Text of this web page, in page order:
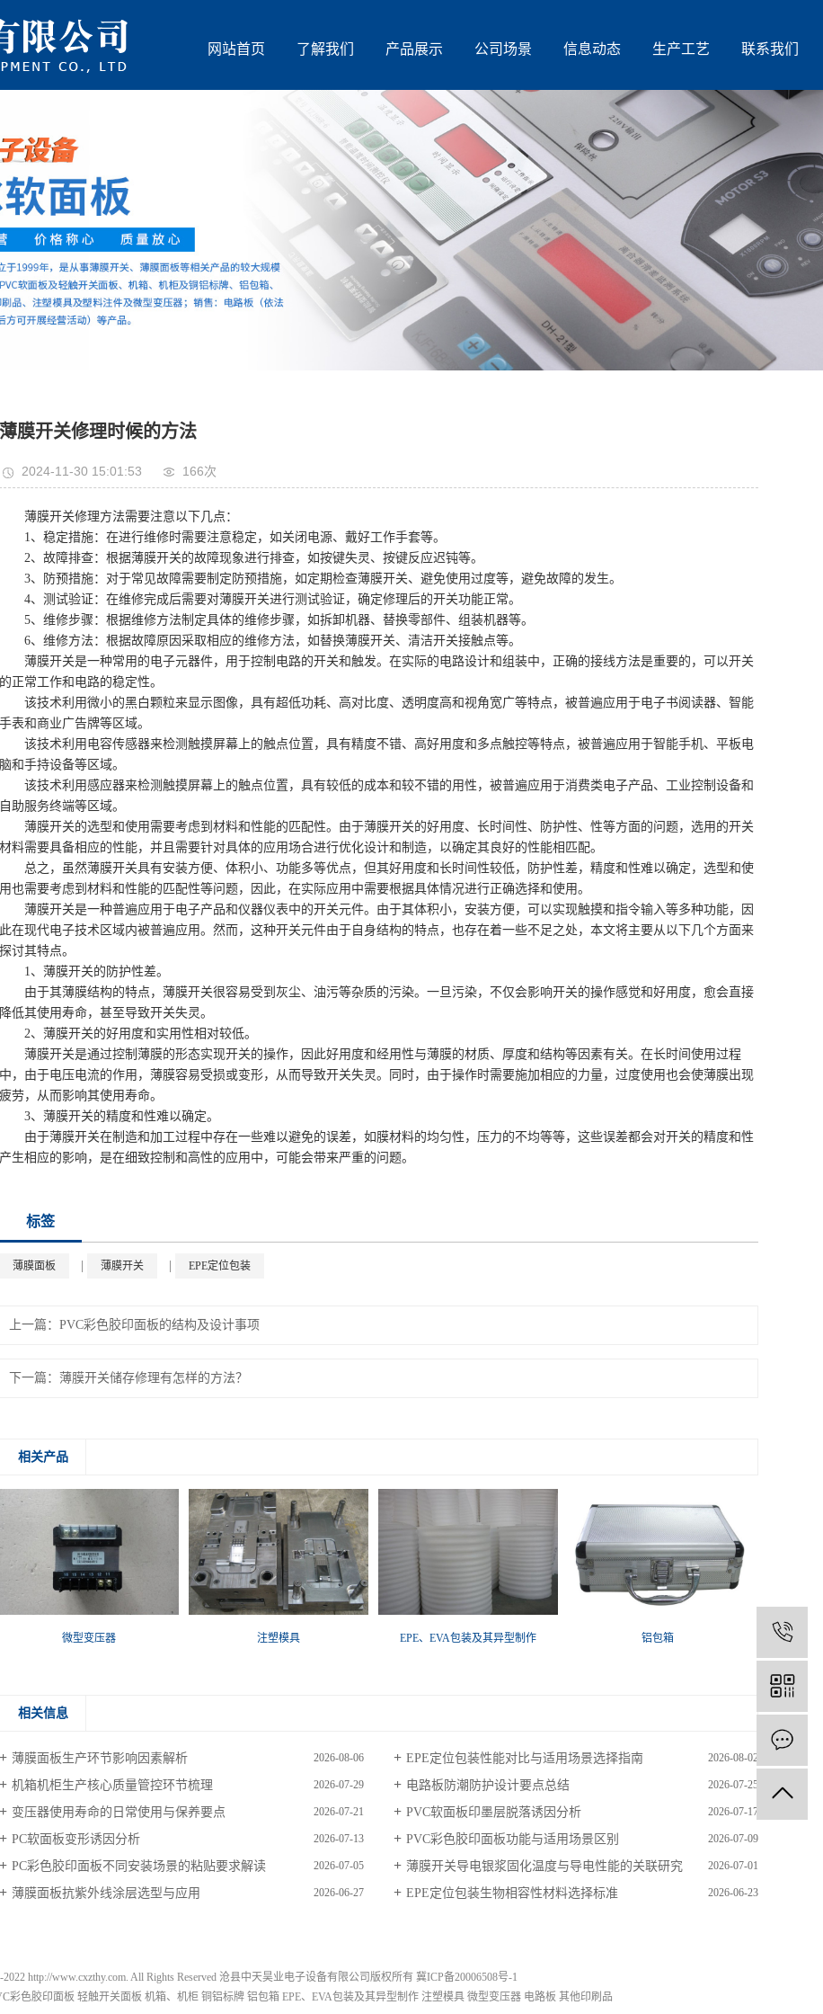
网站首页 了解我们 产品展示 公司场景 信息动态 生产工艺 联系我们
薄膜开关修理时候的方法
2024-11-30 15:01:53 166次
薄膜开关修理方法需要注意以下几点：
1、稳定措施：在进行维修时需要注意稳定，如关闭电源、戴好工作手套等。
2、故障排查：根据薄膜开关的故障现象进行排查，如按键失灵、按键反应迟钝等。
3、防预措施：对于常见故障需要制定防预措施，如定期检查薄膜开关、避免使用过度等，避免故障的发生。
4、测试验证：在维修完成后需要对薄膜开关进行测试验证，确定修理后的开关功能正常。
5、维修步骤：根据维修方法制定具体的维修步骤，如拆卸机器、替换零部件、组装机器等。
6、维修方法：根据故障原因采取相应的维修方法，如替换薄膜开关、清洁开关接触点等。
薄膜开关是一种常用的电子元器件，用于控制电路的开关和触发。在实际的电路设计和组装中，正确的接线方法是重要的，可以开关
的正常工作和电路的稳定性。
该技术利用微小的黑白颗粒来显示图像，具有超低功耗、高对比度、透明度高和视角宽广等特点，被普遍应用于电子书阅读器、智能
手表和商业广告牌等区域。
该技术利用电容传感器来检测触摸屏幕上的触点位置，具有精度不错、高好用度和多点触控等特点，被普遍应用于智能手机、平板电
脑和手持设备等区域。
该技术利用感应器来检测触摸屏幕上的触点位置，具有较低的成本和较不错的用性，被普遍应用于消费类电子产品、工业控制设备和
自助服务终端等区域。
薄膜开关的选型和使用需要考虑到材料和性能的匹配性。由于薄膜开关的好用度、长时间性、防护性、性等方面的问题，选用的开关
材料需要具备相应的性能，并且需要针对具体的应用场合进行优化设计和制造，以确定其良好的性能相匹配。
总之，虽然薄膜开关具有安装方便、体积小、功能多等优点，但其好用度和长时间性较低，防护性差，精度和性难以确定，选型和使
用也需要考虑到材料和性能的匹配性等问题，因此，在实际应用中需要根据具体情况进行正确选择和使用。
薄膜开关是一种普遍应用于电子产品和仪器仪表中的开关元件。由于其体积小，安装方便，可以实现触摸和指令输入等多种功能，因
此在现代电子技术区域内被普遍应用。然而，这种开关元件由于自身结构的特点，也存在着一些不足之处，本文将主要从以下几个方面来
探讨其特点。
1、薄膜开关的防护性差。
由于其薄膜结构的特点，薄膜开关很容易受到灰尘、油污等杂质的污染。一旦污染，不仅会影响开关的操作感觉和好用度，愈会直接
降低其使用寿命，甚至导致开关失灵。
2、薄膜开关的好用度和实用性相对较低。
薄膜开关是通过控制薄膜的形态实现开关的操作，因此好用度和经用性与薄膜的材质、厚度和结构等因素有关。在长时间使用过程
中，由于电压电流的作用，薄膜容易受损或变形，从而导致开关失灵。同时，由于操作时需要施加相应的力量，过度使用也会使薄膜出现
疲劳，从而影响其使用寿命。
3、薄膜开关的精度和性难以确定。
由于薄膜开关在制造和加工过程中存在一些难以避免的误差，如膜材料的均匀性，压力的不均等等，这些误差都会对开关的精度和性
产生相应的影响，是在细致控制和高性的应用中，可能会带来严重的问题。
标签
薄膜面板 薄膜开关 EPE定位包装
上一篇： PVC彩色胶印面板的结构及设计事项
下一篇： 薄膜开关储存修理有怎样的方法？
相关产品
微型变压器 注塑模具 EPE、EVA包装及其异型制作 铝包箱
相关信息
薄膜面板生产环节影响因素解析 2026-08-06 EPE定位包装性能对比与适用场景选择指南 2026-08-02
机箱机柜生产核心质量管控环节梳理 2026-07-29 电路板防潮防护设计要点总结 2026-07-25
变压器使用寿命的日常使用与保养要点 2026-07-21 PVC软面板印墨层脱落诱因分析 2026-07-17
PC软面板变形诱因分析 2026-07-13 PVC彩色胶印面板功能与适用场景区别 2026-07-09
PC彩色胶印面板不同安装场景的粘贴要求解读 2026-07-05 薄膜开关导电银浆固化温度与导电性能的关联研究 2026-07-01
薄膜面板抗紫外线涂层选型与应用 2026-06-27 EPE定位包装生物相容性材料选择标准 2026-06-23
http://www.cxzthy.com. All Rights Reserved 沧县中天昊业电子设备有限公司版权所有 冀ICP备20006508号-1
彩色胶印面板 轻触开关面板 机箱、机柜 铜铝标牌 铝包箱 EPE、EVA包装及其异型制作 注塑模具 微型变压器 电路板 其他印刷品